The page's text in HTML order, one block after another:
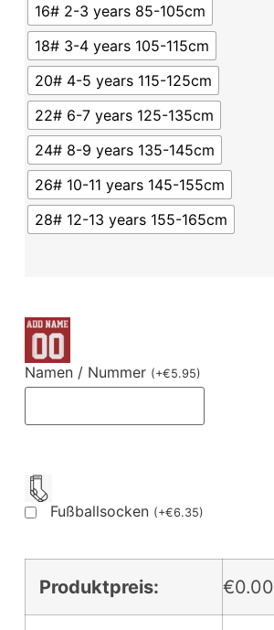
16# 2-3 years 85-105cm
18# 3-4 years 105-115cm
20# 4-5 years 115-125cm
22# 6-7 years 125-135cm
24# 8-9 years 135-145cm
26# 10-11 years 145-155cm
28# 12-13 years 155-165cm
Namen / Nummer (+€5.95)
Fußballsocken (+€6.35)
Produktpreis: €0.00